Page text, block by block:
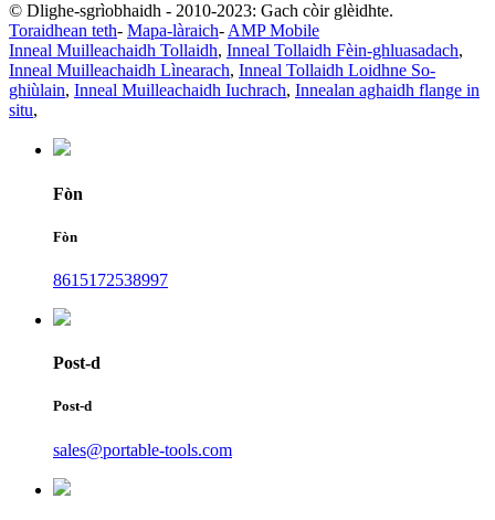
© Dlighe-sgrìobhaidh - 2010-2023: Gach còir glèidhte.
Toraidhean teth- Mapa-làraich-AMP Mobile
Inneal Muilleachaidh Tollaidh, Inneal Tollaidh Fèin-ghluasadach,
Inneal Muilleachaidh Lìnearach, Inneal Tollaidh Loidhne So-
ghiùlain, Inneal Muilleachaidh Iuchrach, Innealan aghaidh flange in
situ,
Fòn
Fòn
8615172538997
Post-d
Post-d
sales@portable-tools.com